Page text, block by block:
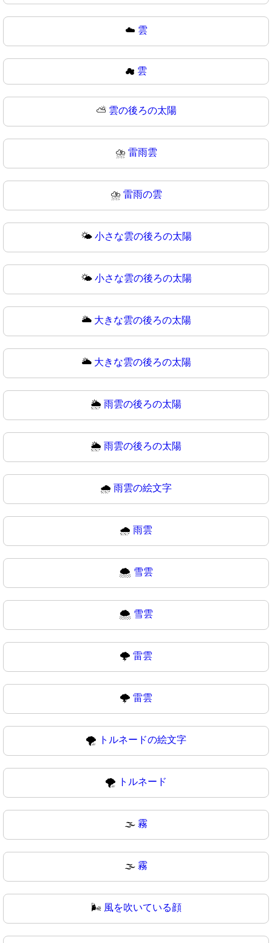
☁️ 雲
☁ 雲
⛅ 雲の後ろの太陽
⛈️ 雷雨雲
⛈ 雷雨の雲
🌤️ 小さな雲の後ろの太陽
🌤 小さな雲の後ろの太陽
🌥️ 大きな雲の後ろの太陽
🌥 大きな雲の後ろの太陽
🌦️ 雨雲の後ろの太陽
🌦 雨雲の後ろの太陽
🌧️ 雨雲の絵文字
🌧 雨雲
🌨️ 雪雲
🌨 雪雲
🌩️ 雷雲
🌩 雷雲
🌪️ トルネードの絵文字
🌪 トルネード
🌫️ 霧
🌫 霧
🌬️ 風を吹いている顔